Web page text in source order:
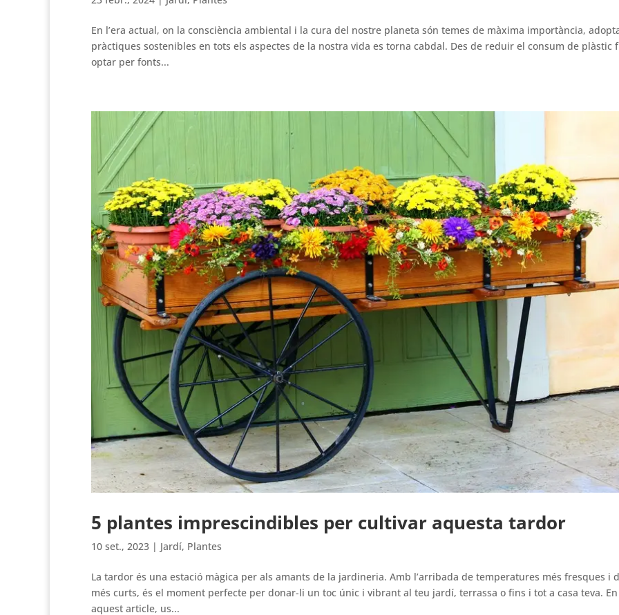
En l’era actual, on la consciència ambiental i la cura del nostre planeta són temes de màxima importància,
pràctiques sostenibles en tots els aspectes de la nostra vida es torna cabdal. Des de reduir el consum de plàstic
optar per fonts...
5 plantes imprescindibles per cultivar aquesta tardor
10 set., 2023 | Jardí, Plantes
La tardor és una estació màgica per als amants de la jardineria. Amb l’arribada de temperatures més fresques i
més curts, és el moment perfecte per donar-li un toc únic i vibrant al teu jardí, terrassa o fins i tot a casa teva. En
aquest article, us...